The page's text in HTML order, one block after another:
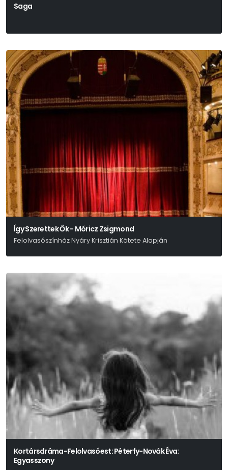
Saga
Így Szerettek Ők - Móricz Zsigmond
Felolvasószínház Nyáry Krisztián Kötete Alapján
Kortársdráma-Felolvasóest: Péterfy-Novák Éva:
Egyasszony